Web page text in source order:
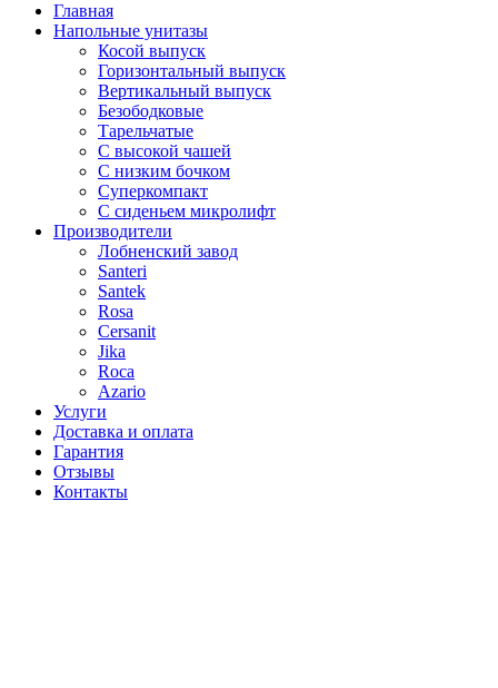
Главная
Напольные унитазы
Косой выпуск
Горизонтальный выпуск
Вертикальный выпуск
Безободковые
Тарельчатые
С высокой чашей
С низким бочком
Суперкомпакт
С сиденьем микролифт
Производители
Лобненский завод
Santeri
Santek
Rosa
Cersanit
Jika
Roca
Azario
Услуги
Доставка и оплата
Гарантия
Отзывы
Контакты